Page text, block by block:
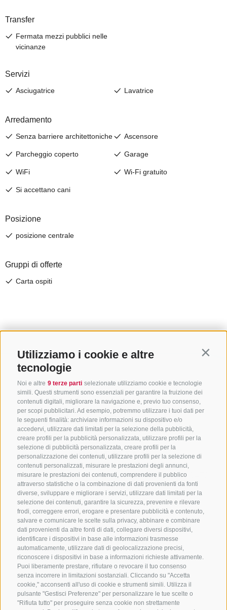
Utilizziamo i cookie e altre
tecnologie
Noi e altre 9 terze parti selezionate utilizziamo cookie e tecnologie
simili. Questi strumenti sono essenziali per garantire la fruizione dei
contenuti digitali, migliorare la navigazione e, previo tuo consenso,
per scopi pubblicitari. Ad esempio, potremmo utilizzare i tuoi dati per
le seguenti finalità: archiviare informazioni su dispositivo e/o
accedervi, utilizzare dati limitati per la selezione della pubblicità,
creare profili per la pubblicità personalizzata, utilizzare profili per la
selezione di pubblicità personalizzata, creare profili per la
personalizzazione dei contenuti, utilizzare profili per la selezione di
contenuti personalizzati, misurare le prestazioni degli annunci,
misurare le prestazioni dei contenuti, comprendere il pubblico
attraverso statistiche o la combinazione di dati provenienti da fonti
diverse, sviluppare e migliorare i servizi, utilizzare dati limitati per la
selezione dei contenuti, garantire la sicurezza, prevenire e rilevare
frodi, correggere errori, erogare e presentare pubblicità e contenuto,
salvare e comunicare le scelte sulla privacy, abbinare e combinare
dati provenienti da altre fonti di dati, collegare diversi dispositivi,
identificare i dispositivi in base alle informazioni trasmesse
automaticamente, utilizzare dati di geolocalizzazione precisi,
riconoscere i dispositivi in base a informazioni richieste attivamente.
Puoi liberamente prestare, rifiutare o revocare il tuo consenso
senza incorrere in limitazioni sostanziali. Cliccando su "Accetta
cookie," acconsenti all'uso di cookie e strumenti simili. Utilizza il
pulsante "Gestisci Preferenze" per personalizzare le tue scelte o
"Rifiuta tutto" per proseguire senza cookie non strettamente
CONTATTACI
+39 0472 765325/+39 0472 760608/+39 0472
632372
info@sterzing-ratschings.it
NEWSLETTER
Rimani aggiornato sulle nostre offerte